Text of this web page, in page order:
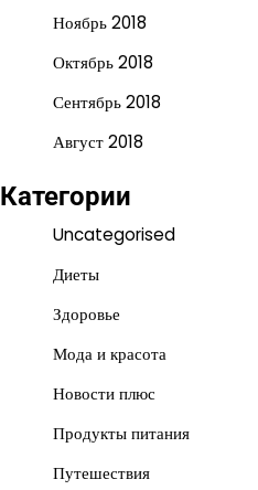
Ноябрь 2018
Октябрь 2018
Сентябрь 2018
Август 2018
Категории
Uncategorised
Диеты
Здоровье
Мода и красота
Новости плюс
Продукты питания
Путешествия